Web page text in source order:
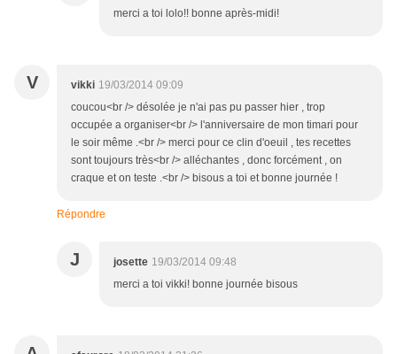
merci a toi lolo!! bonne après-midi!
V vikki 19/03/2014 09:09
coucou<br /> désolée je n'ai pas pu passer hier , trop
occupée a organiser<br /> l'anniversaire de mon timari pour
le soir même .<br /> merci pour ce clin d'oeuil , tes recettes
sont toujours très<br /> alléchantes , donc forcément , on
craque et on teste .<br /> bisous a toi et bonne journée !
Répondre
J josette 19/03/2014 09:48
merci a toi vikki! bonne journée bisous